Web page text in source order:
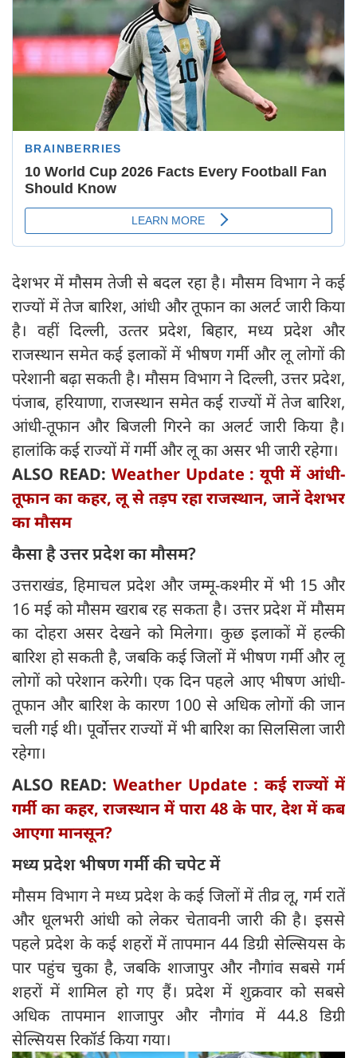
देशभर में मौसम तेजी से बदल रहा है। मौसम विभाग ने कई
राज्यों में तेज बारिश, आंधी और तूफान का अलर्ट जारी किया
है। वहीं दिल्ली, उत्‍तर प्रदेश, बिहार, मध्‍य प्रदेश और
राजस्थान समेत कई इलाकों में भीषण गर्मी और लू लोगों की
परेशानी बढ़ा सकती है। मौसम विभाग ने दिल्ली, उत्तर प्रदेश,
पंजाब, हरियाणा, राजस्थान समेत कई राज्यों में तेज बारिश,
आंधी-तूफान और बिजली गिरने का अलर्ट जारी किया है।
हालांकि कई राज्यों में गर्मी और लू का असर भी जारी रहेगा।
ALSO READ: Weather Update : यूपी में आंधी-
तूफान का कहर, लू से तड़प रहा राजस्‍थान, जानें देशभर
का मौसम
कैसा है उत्तर प्रदेश का मौसम?
उत्तराखंड, हिमाचल प्रदेश और जम्मू-कश्मीर में भी 15 और
16 मई को मौसम खराब रह सकता है। उत्तर प्रदेश में मौसम
का दोहरा असर देखने को मिलेगा। कुछ इलाकों में हल्की
बारिश हो सकती है, जबकि कई जिलों में भीषण गर्मी और लू
लोगों को परेशान करेगी। एक दिन पहले आए भीषण आंधी-
तूफान और बारिश के कारण 100 से अधिक लोगों की जान
चली गई थी। पूर्वोत्तर राज्यों में भी बारिश का सिलसिला जारी
रहेगा।
ALSO READ: Weather Update : कई राज्‍यों में
गर्मी का कहर, राजस्थान में पारा 48 के पार, देश में कब
आएगा मानसून?
मध्य प्रदेश भीषण गर्मी की चपेट में
मौसम विभाग ने मध्य प्रदेश के कई जिलों में तीव्र लू, गर्म रातें
और धूलभरी आंधी को लेकर चेतावनी जारी की है। इससे
पहले प्रदेश के कई शहरों में तापमान 44 डिग्री सेल्सियस के
पार पहुंच चुका है, जबकि शाजापुर और नौगांव सबसे गर्म
शहरों में शामिल हो गए हैं। प्रदेश में शुक्रवार को सबसे
अधिक तापमान शाजापुर और नौगांव में 44.8 डिग्री
सेल्सियस रिकॉर्ड किया गया।